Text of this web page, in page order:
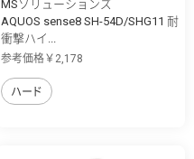
MSソリューションズ
AQUOS sense8 SH-54D/SHG11 耐
衝撃ハイ...
参考価格￥2,178
ハード